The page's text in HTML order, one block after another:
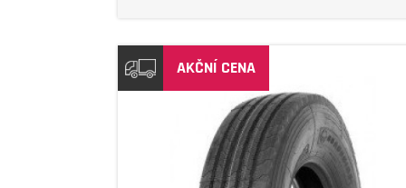
AKČNÍ CENA
DETAIL